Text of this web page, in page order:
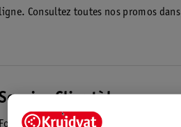
Consultez toutes nos promos dans
Clientèle
Foire aux questions